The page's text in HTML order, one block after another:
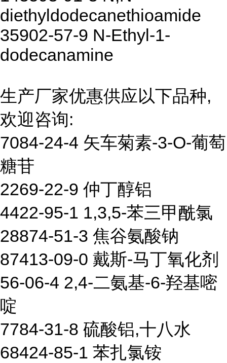
diethyldodecanethioamide
35902-57-9 N-Ethyl-1-
dodecanamine
生产厂家优惠供应以下品种,
欢迎咨询:
7084-24-4 矢车菊素-3-O-葡萄
糖苷
2269-22-9 仲丁醇铝
4422-95-1 1,3,5-苯三甲酰氯
28874-51-3 焦谷氨酸钠
87413-09-0 戴斯-马丁氧化剂
56-06-4 2,4-二氨基-6-羟基嘧
啶
7784-31-8 硫酸铝,十八水
68424-85-1 苯扎氯铵